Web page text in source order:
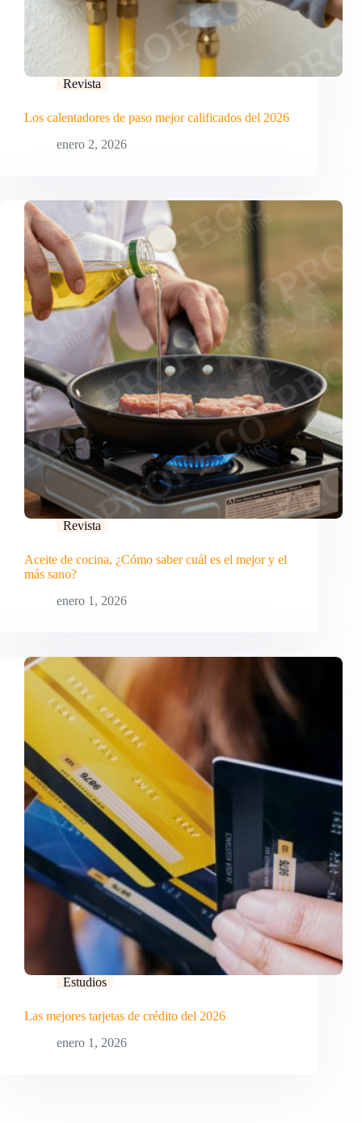
Revista
Los calentadores de paso mejor calificados del 2026
enero 2, 2026
Revista
Aceite de cocina, ¿Cómo saber cuál es el mejor y el
más sano?
enero 1, 2026
Estudios
Las mejores tarjetas de crédito del 2026
enero 1, 2026